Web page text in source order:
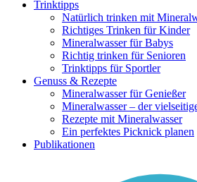
Trinktipps
Natürlich trinken mit
Richtiges Trinken für Kinder
Mineralwasser für Babys
Richtig trinken für Senioren
Trinktipps für Sportler
Genuss & Rezepte
Mineralwasser für Genießer
Mineralwasser – der
Rezepte mit Mineralwasser
Ein perfektes Picknick planen
Publikationen